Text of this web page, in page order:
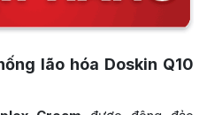
lão hóa Doskin Q10